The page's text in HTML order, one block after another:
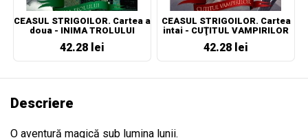
CEASUL STRIGOILOR. Cartea a
doua - INIMA TROLULUI
42.28 lei
CEASUL STRIGOILOR. Cartea
intai - CUŢITUL VAMPIRILOR
42.28 lei
Descriere
O aventură magică sub lumina lunii.